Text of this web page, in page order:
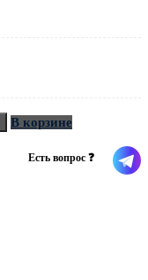
В корзине
Есть вопрос ❓